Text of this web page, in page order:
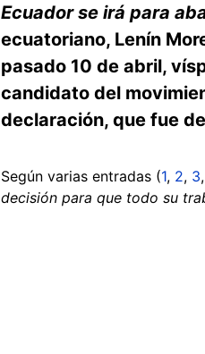
Ecuador se irá para
ecuatoriano, Lenín
pasado 10 de abril,
candidato del
declaración, que fue
Según varias entradas (1, 2, 3,
decisión para que todo su